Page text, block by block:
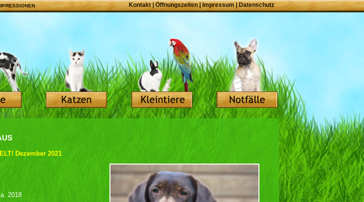
Kontakt Öffnungszeiten| Impressum|Datenschutz
Dezember 2021
2018